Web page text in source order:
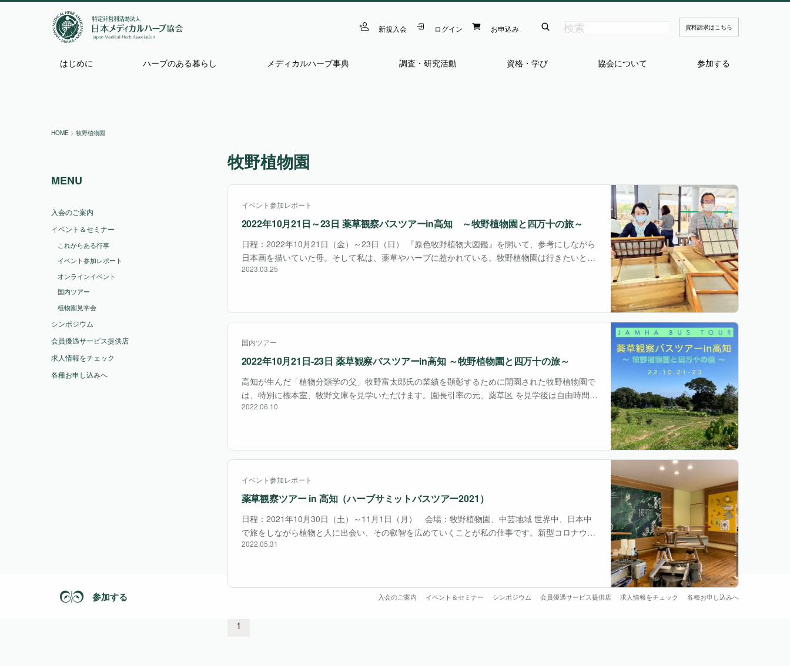
新規入会 ログイン お申込み 資料請求はこちら
はじめに ハーブのある暮らし メディカルハーブ事典 調査・研究活動 資格・学び 協会について 参加する
参加する 入会のご案内 イベント＆セミナー シンポジウム 会員優遇サービス提供店 求人情報をチェック 各種お申し込みへ
HOME > 牧野植物園
牧野植物園
イベント参加レポート
2022年10月21日～23日 薬草観察バスツアーin高知 ～牧野植物園と四万十の旅～
日程：2022年10月21日（金）～23日（日） 『原色牧野植物大図鑑』を開いて、参考にしながら
日本画を描いていた母。そして私は、薬草やハーブに惹かれている。牧野植物園は行きたいと呪
文を唱えるように憧れていた。 10月21日、この日は半袖でもいいような暑い日。２か所の集合
2023.03.25
国内ツアー
2022年10月21日-23日 薬草観察バスツアーin高知 ～牧野植物園と四万十の旅～
高知が生んだ「植物分類学の父」牧野富太郎氏の業績を顕彰するために開園された牧野植物園で
は、特別に標本室、牧野文庫を見学いただけます。園長引率の元、薬草区 を見学後は自由時間も
設けています。ハーブを使った特製ランチボックスもお楽しみください 。四万十川河口にある農
2022.06.10
イベント参加レポート
薬草観察ツアー in 高知（ハーブサミットバスツアー2021）
日程：2021年10月30日（土）～11月1日（月） 会場：牧野植物園、中芸地域 世界中、日本中
で旅をしながら植物と人に出会い、その叡智を広めていくことが私の仕事です。新型コロナウイ
ルスの影響で海外へ出られなくなった中で始めたのが「日本植物採集の旅」でした。 いつもは一
2022.05.31
1
MENU
入会のご案内
イベント＆セミナー
これからある行事
イベント参加レポート
オンラインイベント
国内ツアー
植物園見学会
シンポジウム
会員優遇サービス提供店
求人情報をチェック
各種お申し込みへ